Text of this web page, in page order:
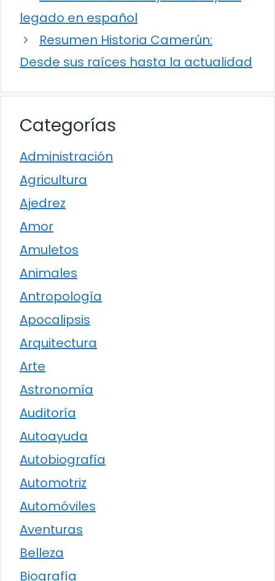
legado en español
Resumen Historia Camerún:
Desde sus raíces hasta la actualidad
Categorías
Administración
Agricultura
Ajedrez
Amor
Amuletos
Animales
Antropología
Apocalipsis
Arquitectura
Arte
Astronomía
Auditoría
Autoayuda
Autobiografía
Automotriz
Automóviles
Aventuras
Belleza
Biografía